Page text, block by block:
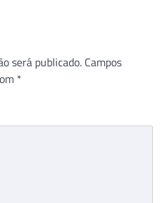
será publicado. Campos
*